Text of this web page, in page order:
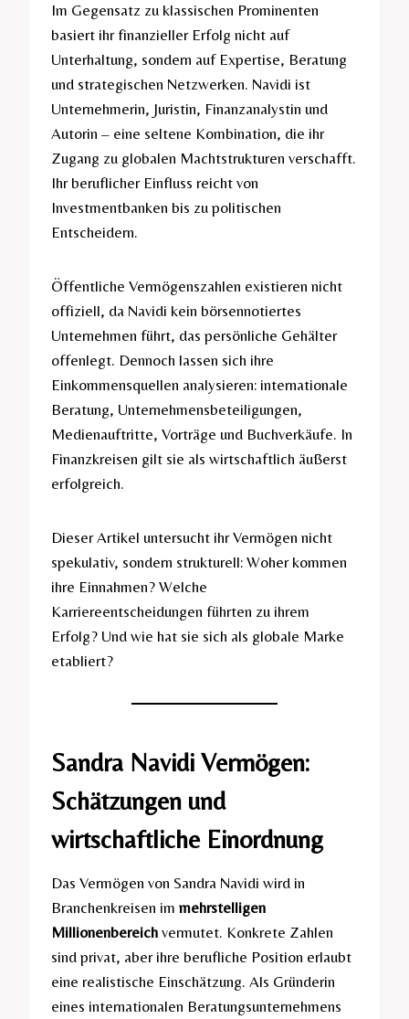
Im Gegensatz zu klassischen Prominenten
basiert ihr finanzieller Erfolg nicht auf
Unterhaltung, sondern auf Expertise, Beratung
und strategischen Netzwerken. Navidi ist
Unternehmerin, Juristin, Finanzanalystin und
Autorin – eine seltene Kombination, die ihr
Zugang zu globalen Machtstrukturen verschafft.
Ihr beruflicher Einfluss reicht von
Investmentbanken bis zu politischen
Entscheidern.
Öffentliche Vermögenszahlen existieren nicht
offiziell, da Navidi kein börsennotiertes
Unternehmen führt, das persönliche Gehälter
offenlegt. Dennoch lassen sich ihre
Einkommensquellen analysieren: internationale
Beratung, Unternehmensbeteiligungen,
Medienauftritte, Vorträge und Buchverkäufe. In
Finanzkreisen gilt sie als wirtschaftlich äußerst
erfolgreich.
Dieser Artikel untersucht ihr Vermögen nicht
spekulativ, sondern strukturell: Woher kommen
ihre Einnahmen? Welche
Karriereentscheidungen führten zu ihrem
Erfolg? Und wie hat sie sich als globale Marke
etabliert?
Sandra Navidi Vermögen:
Schätzungen und
wirtschaftliche Einordnung
Das Vermögen von Sandra Navidi wird in
Branchenkreisen im mehrstelligen
Millionenbereich vermutet. Konkrete Zahlen
sind privat, aber ihre berufliche Position erlaubt
eine realistische Einschätzung. Als Gründerin
eines internationalen Beratungsunternehmens